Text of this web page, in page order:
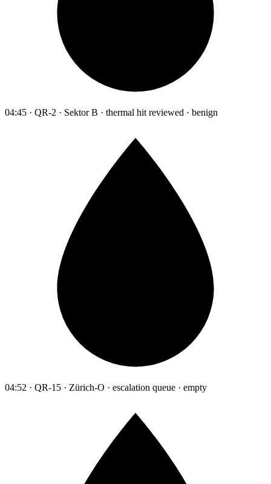
04:45 · QR-2 · Sektor B · thermal hit reviewed · benign
04:52 · QR-15 · Zürich-O · escalation queue · empty